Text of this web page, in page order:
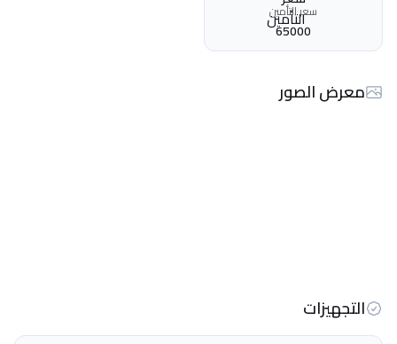
سعر التأمين
65000
معرض الصور
التجهيزات